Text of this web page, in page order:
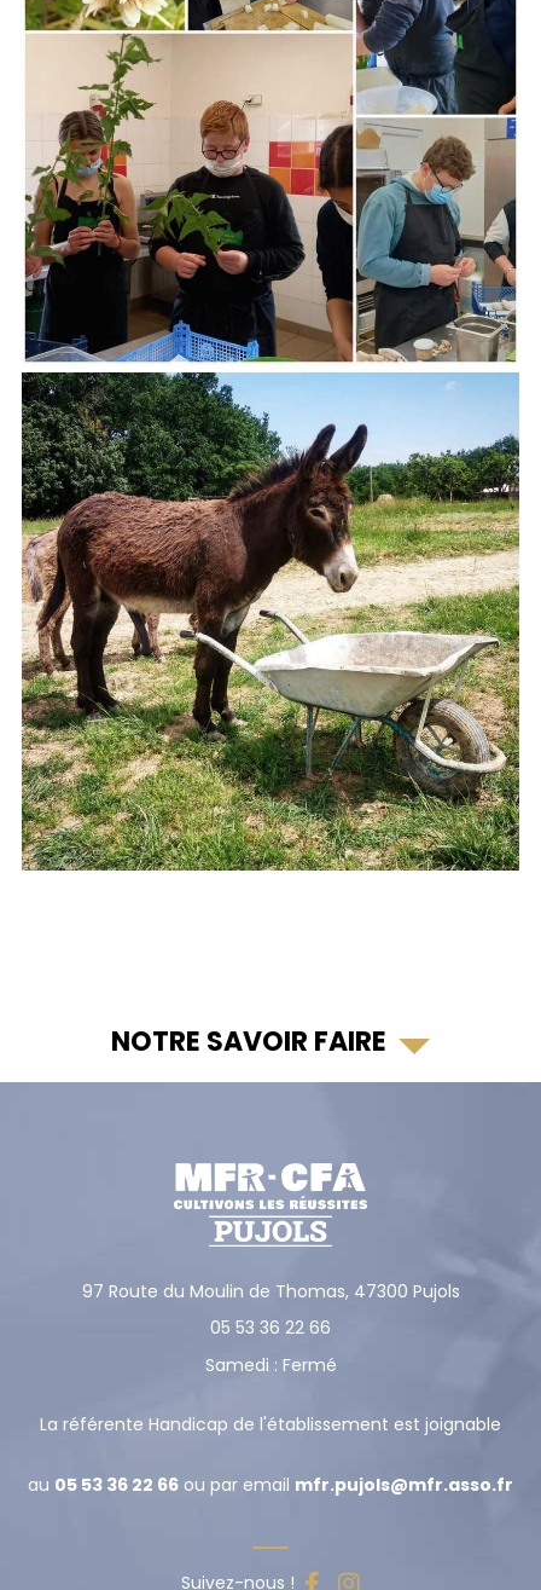
NOTRE SAVOIR FAIRE
97 Route du Moulin de Thomas, 47300 Pujols
05 53 36 22 66
Samedi : Fermé
La référente Handicap de l'établissement est joignable
au 05 53 36 22 66 ou par email mfr.pujols@mfr.asso.fr
Suivez-nous !